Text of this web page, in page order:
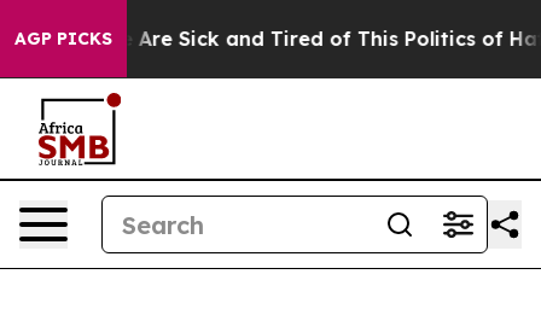
AGP PICKS
“People Are Sick and Tired of This Politics of